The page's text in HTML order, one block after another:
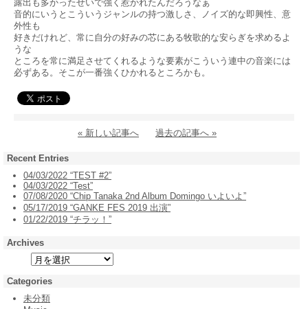
露出も多かったせいで強く惹かれたんだろうなぁ
音的にいうとこういうジャンルの持つ激しさ、ノイズ的な即興性、意
外性も
好きだけれど、常に自分の好みの芯にある牧歌的な安らぎを求めるよ
うな
ところを常に満足させてくれるような要素がこういう連中の音楽には
必ずある。そこが一番強くひかれるところかも。
« 新しい記事へ 過去の記事へ »
Recent Entries
04/03/2022 “TEST #2”
04/03/2022 “Test”
07/08/2020 “Chip Tanaka 2nd Album Domingo いよいよ”
05/17/2019 “GANKE FES 2019 出演”
01/22/2019 “チラッ！”
Archives
Categories
未分類